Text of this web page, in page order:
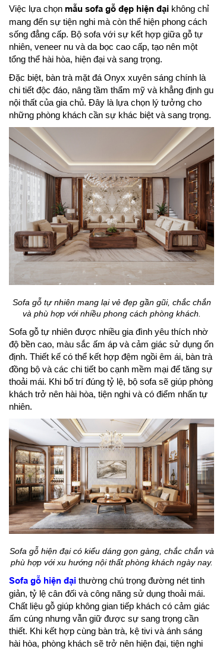
Việc lựa chọn mẫu sofa gỗ đẹp hiện đại không chỉ
mang đến sự tiện nghi mà còn thể hiện phong cách
sống đẳng cấp. Bộ sofa với sự kết hợp giữa gỗ tự
nhiên, veneer nu và da bọc cao cấp, tạo nên một
tổng thể hài hòa, hiện đại và sang trọng.
Đặc biệt, bàn trà mặt đá Onyx xuyên sáng chính là
chi tiết độc đáo, nâng tầm thẩm mỹ và khẳng định gu
nội thất của gia chủ. Đây là lựa chọn lý tưởng cho
những phòng khách cần sự khác biệt và sang trọng.
Sofa gỗ tự nhiên mang lại vẻ đẹp gần gũi, chắc chắn
và phù hợp với nhiều phong cách phòng khách.
Sofa gỗ tự nhiên được nhiều gia đình yêu thích nhờ
độ bền cao, màu sắc ấm áp và cảm giác sử dụng ổn
định. Thiết kế có thể kết hợp đệm ngồi êm ái, bàn trà
đồng bộ và các chi tiết bo cạnh mềm mại để tăng sự
thoải mái. Khi bố trí đúng tỷ lệ, bộ sofa sẽ giúp phòng
khách trở nên hài hòa, tiện nghi và có điểm nhấn tự
nhiên.
Sofa gỗ hiện đại có kiểu dáng gọn gàng, chắc chắn và
phù hợp với xu hướng nội thất phòng khách ngày nay.
Sofa gỗ hiện đại thường chú trọng đường nét tinh
giản, tỷ lệ cân đối và công năng sử dụng thoải mái.
Chất liệu gỗ giúp không gian tiếp khách có cảm giác
ấm cúng nhưng vẫn giữ được sự sang trọng cần
thiết. Khi kết hợp cùng bàn trà, kệ tivi và ánh sáng
hài hòa, phòng khách sẽ trở nên hiện đại, tiện nghi